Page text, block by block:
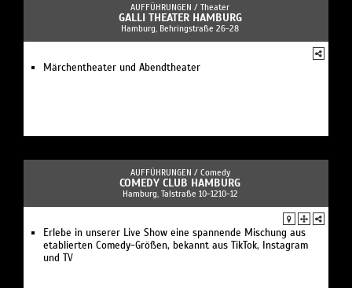
AUFFÜHRUNGEN / Theater
GALLI THEATER HAMBURG
Hamburg, Behringstraße 26-28
Märchentheater und Abendtheater
AUFFÜHRUNGEN / Comedy
COMEDY CLUB HAMBURG
Hamburg, Talstraße 10-1210-12
Erlebe in unserer Live Show eine spannende Mischung aus
etablierten Comedy-Größen, bekannt aus TikTok, Instagram
und TV